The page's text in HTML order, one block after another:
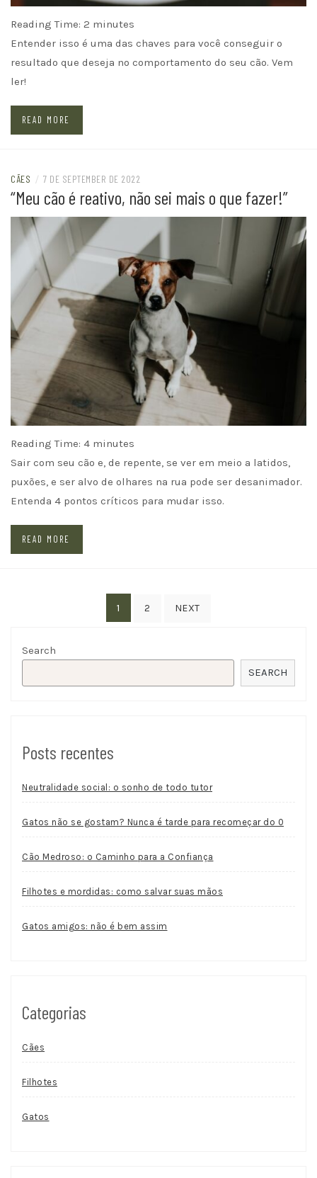
Reading Time: 2 minutes
Entender isso é uma das chaves para você conseguir o
resultado que deseja no comportamento do seu cão. Vem
ler!
READ MORE
CÃES / 7 DE SEPTEMBER DE 2022
“Meu cão é reativo, não sei mais o que fazer!”
Reading Time: 4 minutes
Sair com seu cão e, de repente, se ver em meio a latidos,
puxões, e ser alvo de olhares na rua pode ser desanimador.
Entenda 4 pontos críticos para mudar isso.
READ MORE
1 2 NEXT
Search
SEARCH
Posts recentes
Neutralidade social: o sonho de todo tutor
Gatos não se gostam? Nunca é tarde para recomeçar do 0
Cão Medroso: o Caminho para a Confiança
Filhotes e mordidas: como salvar suas mãos
Gatos amigos: não é bem assim
Categorias
Cães
Filhotes
Gatos